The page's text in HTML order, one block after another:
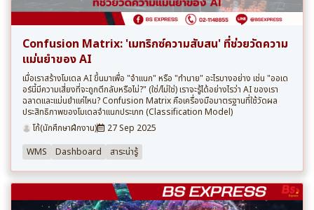
Confusion Matrix: 'เมทริกซ์ความสับสน' ที่ช่วยวัดความ
แม่นยำของ AI
เมื่อเราสร้างโมเดล AI ขึ้นมาเพื่อ "จำแนก" หรือ "ทำนาย" อะไรบางอย่าง เช่น "ออเด
อร์นี้มีความเสี่ยงที่จะถูกตีกลับหรือไม่?" (ใช่/ไม่ใช่) เราจะรู้ได้อย่างไรว่า AI ของเรา
ฉลาดและแม่นยำแค่ไหน? Confusion Matrix คือเครื่องมือมาตรฐานที่ใช้วัดผล
ประสิทธิภาพของโมเดลจำแนกประเภท (Classification Model)
โก้(นักศึกษาฝึกงาน)
27 Sep 2025
WMS
Dashboard สาระน่ารู้